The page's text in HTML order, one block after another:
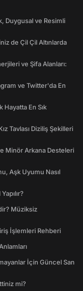
Duygusal ve Resimli
de Çil Çil Altınlarda
ve Şifa Alanları:
ve Twitter'da En
En Sık
Tavlası Diziliş Şekilleri
Minör Arkana Desteleri
Aşk Uyumu Nasıl
Müziksiz
İşlemleri Rehberi
İçin Güncel San
mi?